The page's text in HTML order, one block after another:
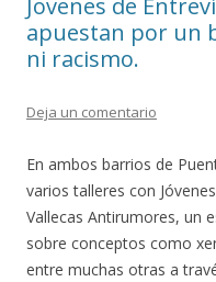
Jovenes de
apuestan por un
ni racismo.
Deja un comentario
En ambos barrios de
varios talleres con
Vallecas Antirumores, un
sobre conceptos como
entre muchas otras a